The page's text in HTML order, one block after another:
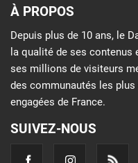
À PROPOS
Depuis plus de 10 ans, le
la qualité de ses
ses millions de visiteurs
des communautés les
engagées de France.
SUIVEZ-NOUS